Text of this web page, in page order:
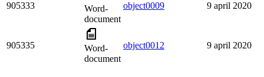
905333
Word-
document
object0009 9 april 2020
905335
Word-
document
object0012 9 april 2020